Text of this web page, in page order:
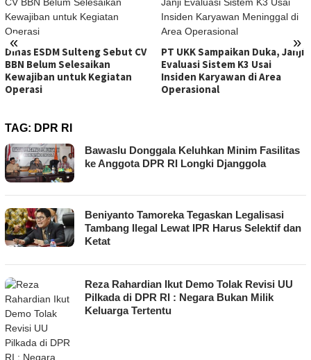
« »
Dinas ESDM Sulteng Sebut CV
BBN Belum Selesaikan
Kewajiban untuk Kegiatan
Operasi
PT UKK Sampaikan Duka, Janji
Evaluasi Sistem K3 Usai
Insiden Karyawan di Area
Operasional
TAG: DPR RI
Bawaslu Donggala Keluhkan Minim Fasilitas
ke Anggota DPR RI Longki Djanggola
Beniyanto Tamoreka Tegaskan Legalisasi
Tambang Ilegal Lewat IPR Harus Selektif dan
Ketat
Reza Rahardian Ikut Demo Tolak Revisi UU
Pilkada di DPR RI : Negara Bukan Milik
Keluarga Tertentu